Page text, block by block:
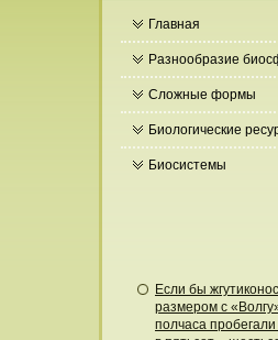
Главная
Разнообразие
Сложные формы
Биологические
Биосистемы
Если бы
размером с
полчаса